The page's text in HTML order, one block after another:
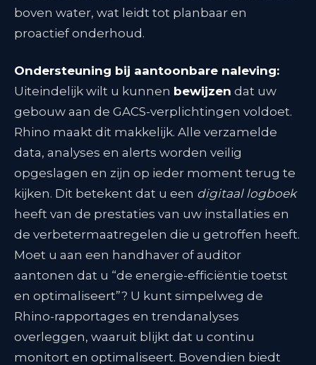
boven water, wat leidt tot planbaar en
proactief onderhoud.
Ondersteuning bij aantoonbare naleving:
Uiteindelijk wilt u kunnen bewijzen dat uw
gebouw aan de GACS-verplichtingen voldoet.
Rhino maakt dit makkelijk. Alle verzamelde
data, analyses en alerts worden veilig
opgeslagen en zijn op ieder moment terug te
kijken. Dit betekent dat u een digitaal logboek
heeft van de prestaties van uw installaties en
de verbetermaatregelen die u getroffen heeft.
Moet u aan een handhaver of auditor
aantonen dat u “de energie-efficiëntie toetst
en optimaliseert”? U kunt simpelweg de
Rhino-rapportages en trendanalyses
overleggen, waaruit blijkt dat u continu
monitort en optimaliseert. Bovendien biedt